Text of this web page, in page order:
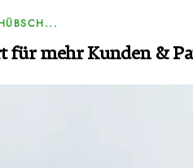
für mehr Kunden &